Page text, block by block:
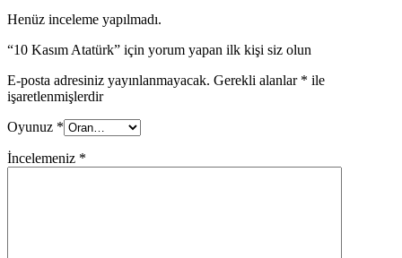
Henüz inceleme yapılmadı.
“10 Kasım Atatürk” için yorum yapan ilk kişi siz olun
E-posta adresiniz yayınlanmayacak. Gerekli alanlar * ile
işaretlenmişlerdir
Oyunuz *
İncelemeniz *